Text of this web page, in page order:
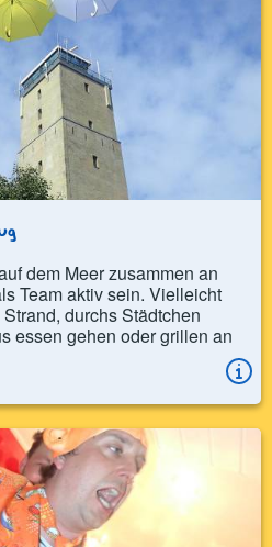
dem Meer zusammen an
Team aktiv sein. Vielleicht
durchs Städtchen
essen gehen oder grillen an